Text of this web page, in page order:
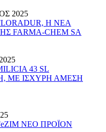
2025
Η ΝΕΑ
FARMA-CHEM SA
43 SL
ΜΕ ΙΣΧΥΡΗ ΑΜΕΣΗ
ΝΕΟ ΠΡΟΪΟΝ